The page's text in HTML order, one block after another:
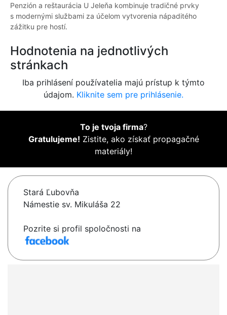
Penzión a reštaurácia U Jeleňa kombinuje tradičné prvky
s modernými službami za účelom vytvorenia nápaditého
zážitku pre hostí.
Hodnotenia na jednotlivých
stránkach
Iba prihlásení používatelia majú prístup k týmto
údajom. Kliknite sem pre prihlásenie.
To je tvoja firma?
Gratulujeme! Zistite, ako získať propagačné
materiály!
Stará Ľubovňa
Námestie sv. Mikuláša 22
Pozrite si profil spoločnosti na